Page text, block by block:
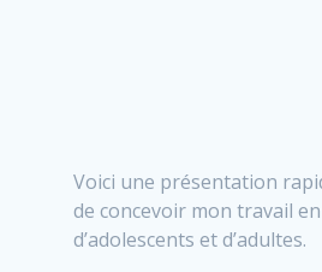
Voici une présentation
de concevoir mon travail
d’adolescents et d’adultes.